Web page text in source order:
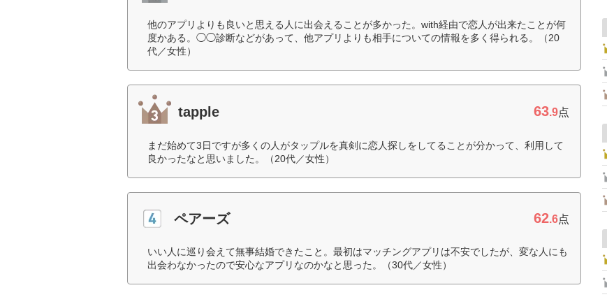
他のアプリよりも良いと思える人に出会えることが多かった。with経由で恋人が出来たことが何
度かある。◯◯診断などがあって、他アプリよりも相手についての情報を多く得られる。（20
代／女性）
tapple 63.9点
まだ始めて3日ですが多くの人がタップルを真剣に恋人探しをしてることが分かって、利用して
良かったなと思いました。（20代／女性）
ペアーズ 62.6点
いい人に巡り会えて無事結婚できたこと。最初はマッチングアプリは不安でしたが、変な人にも
出会わなかったので安心なアプリなのかなと思った。（30代／女性）